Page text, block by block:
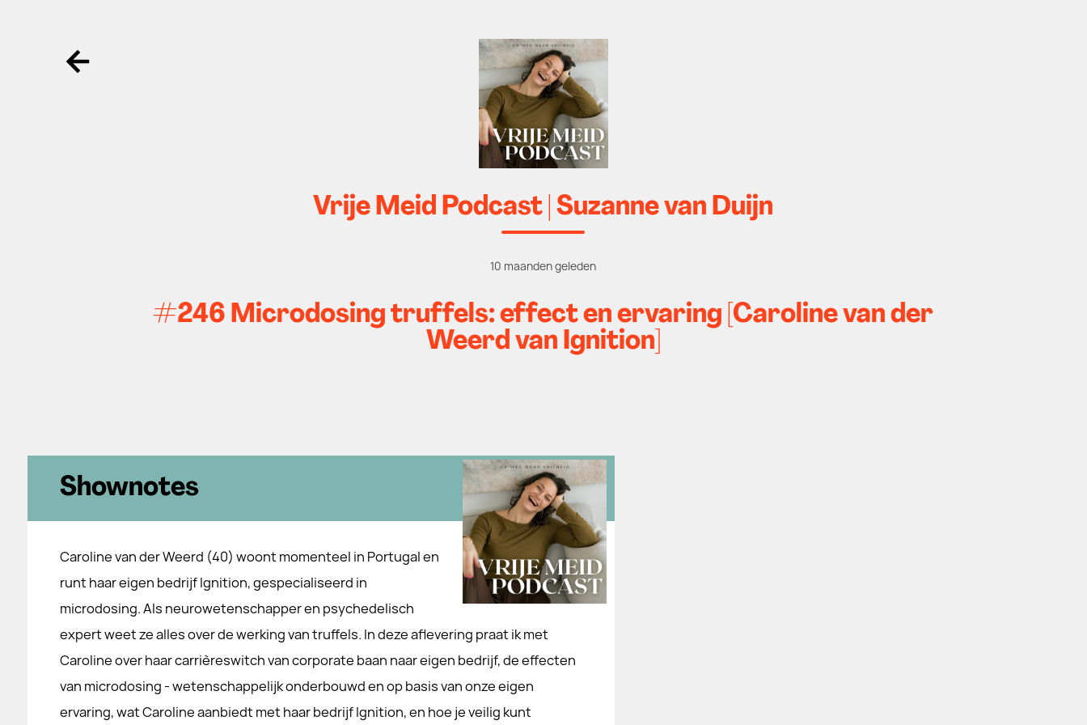
Ga terug
Vrije Meid Podcast | Suzanne van Duijn
10 maanden geleden
#246 Microdosing truffels: effect en ervaring [Caroline van der
Weerd van Ignition]
Shownotes
Caroline van der Weerd (40) woont momenteel in Portugal en
runt haar eigen bedrijf Ignition, gespecialiseerd in
microdosing. Als neurowetenschapper en psychedelisch
expert weet ze alles over de werking van truffels. In deze aflevering praat ik met
Caroline over haar carrièreswitch van corporate baan naar eigen bedrijf, de effecten
van microdosing - wetenschappelijk onderbouwd en op basis van onze eigen
ervaring, wat Caroline aanbiedt met haar bedrijf Ignition, en hoe je veilig kunt